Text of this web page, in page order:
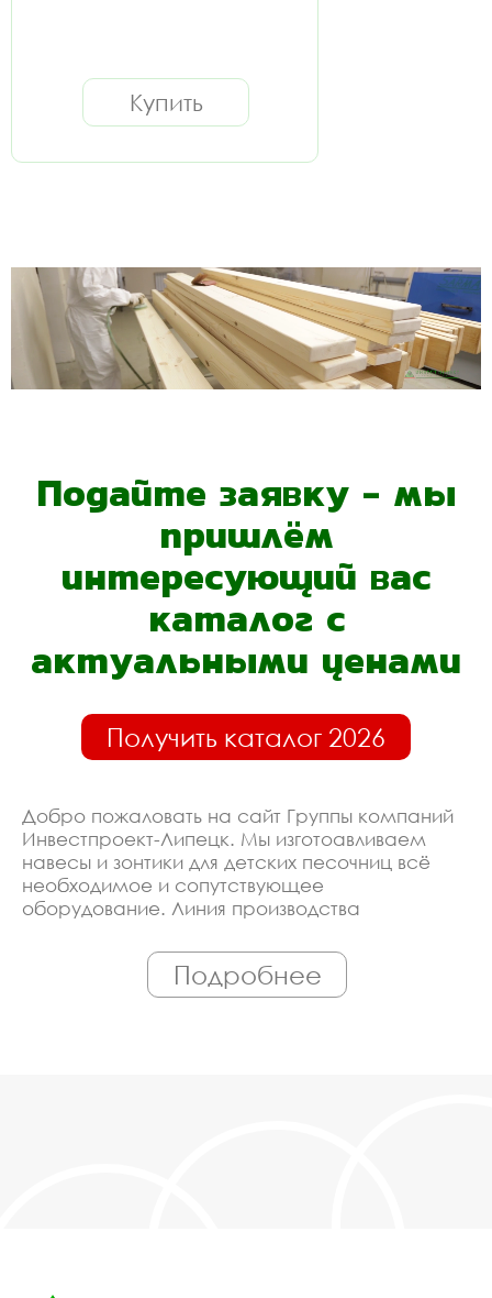
Купить
Подайте заявку - мы
пришлём
интересующий вас
каталог с
актуальными ценами
Получить каталог 2026
Добро пожаловать на сайт Группы компаний
Инвестпроект-Липецк. Мы изготоавливаем
навесы и зонтики для детских песочниц всё
необходимое и сопутствующее
оборудование. Линия производства
работает только квалифицированный
персонал. Поэтому Вы всегда можете
рассчитывать на исключительно высокую
Подробнее